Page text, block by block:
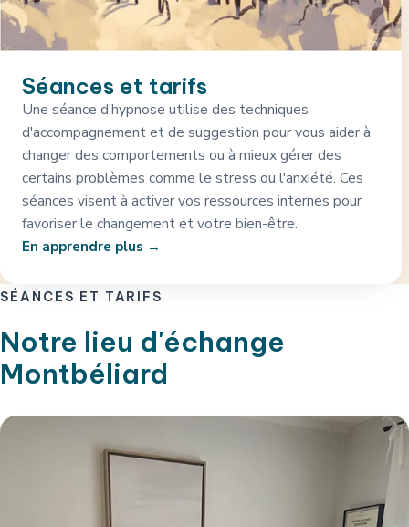
Séances et tarifs
Une séance d'hypnose utilise des techniques
d'accompagnement et de suggestion pour vous aider à
changer des comportements ou à mieux gérer des
certains problèmes comme le stress ou l'anxiété. Ces
séances visent à activer vos ressources internes pour
favoriser le changement et votre bien-être.
En apprendre plus
SÉANCES ET TARIFS
Notre lieu d'échange
Montbéliard